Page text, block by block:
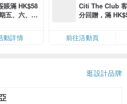
賬滿 HK$58
五、六、日
常用信用
動詳情
Citi The Club
分回贈，滿
前往活動頁
逛設計品牌